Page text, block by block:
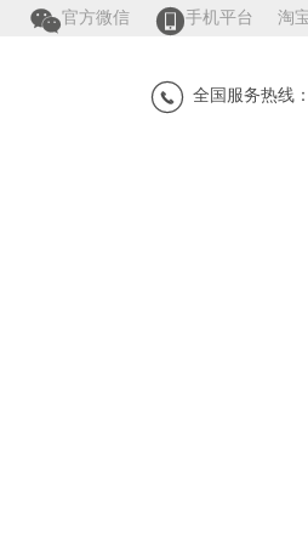
官方微信 手机平台 淘
全国服务热线：